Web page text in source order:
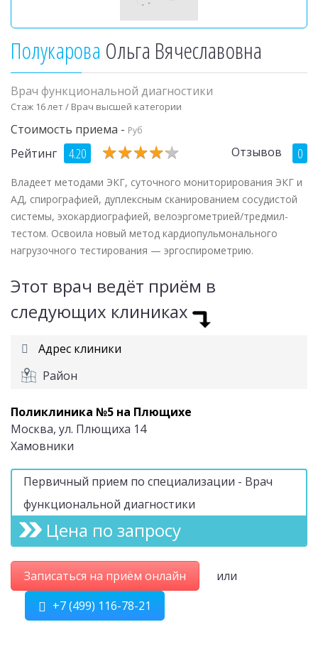
Полукарова Ольга Вячеславовна
Врач функциональной диагностики
Стаж 16 лет / Врач высшей категории
Стоимость приема - Руб
Рейтинг 4.20 ★★★★★
★★★★★ Отзывов 0
Владеет методами ЭКГ, суточного мониторирования ЭКГ и
АД, спирографией, дуплексным сканированием сосудистой
системы, эхокардиографией, велоэргометрией/тредмил-
тестом. Освоила новый метод кардиопульмонального
нагрузочного тестирования — эргоспирометрию.
Этот врач ведёт приём в
следующих клиниках
Адрес клиники
Район
Поликлиника №5 на Плющихе
Москва, ул. Плющиха 14
Хамовники
Первичный прием по специализации - Врач
функциональной диагностики
Цена по запросу
Записаться на приём онлайн
или
+7 (499) 116-78-21